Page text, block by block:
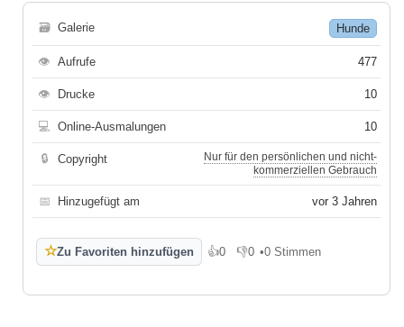
🗃 Galerie Hunde
👁 Aufrufe 477
👁 Drucke 10
💻 Online-Ausmalungen 10
🔒 Copyright
Nur für den persönlichen und nicht-
kommerziellen Gebrauch
📅 Hinzugefügt am vor 3 Jahren
☆Zu Favoriten hinzufügen 👍0
Gefällt mir
👎0
Gefällt mir nicht
•0 Stimmen